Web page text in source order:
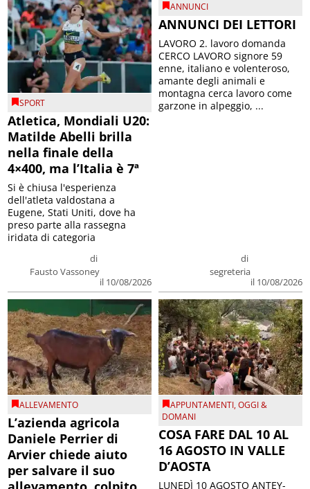
SPORT
Atletica, Mondiali U20:
Matilde Abelli brilla
nella finale della
4×400, ma l’Italia è 7ª
di
Fausto Vassoney
il 10/08/2026
Si è chiusa l'esperienza
dell'atleta valdostana a
Eugene, Stati Uniti, dove ha
preso parte alla rassegna
iridata di categoria
ANNUNCI
ANNUNCI DEI LETTORI
di
segreteria
il 10/08/2026
LAVORO 2. lavoro domanda
CERCO LAVORO signore 59
enne, italiano e volenteroso,
amante degli animali e
montagna cerca lavoro come
garzone in alpeggio, ...
ALLEVAMENTO
L’azienda agricola
Daniele Perrier di
Arvier chiede aiuto
per salvare il suo
APPUNTAMENTI,OGGI &
DOMANI
COSA FARE DAL 10 AL
16 AGOSTO IN VALLE
D’AOSTA
LUNEDÌ 10 AGOSTO ANTEY-